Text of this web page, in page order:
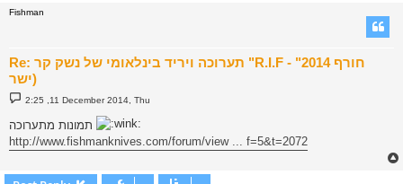
Fishman
Re: תערוכה ויריד בינלאומי של נשק קר "R.I.F - חורף 2014"
(ישר
P
o
t
2:25 ,11 December 2014, Thu
http://www.fishmanknives.com/forum/view ... f=5&t=2072